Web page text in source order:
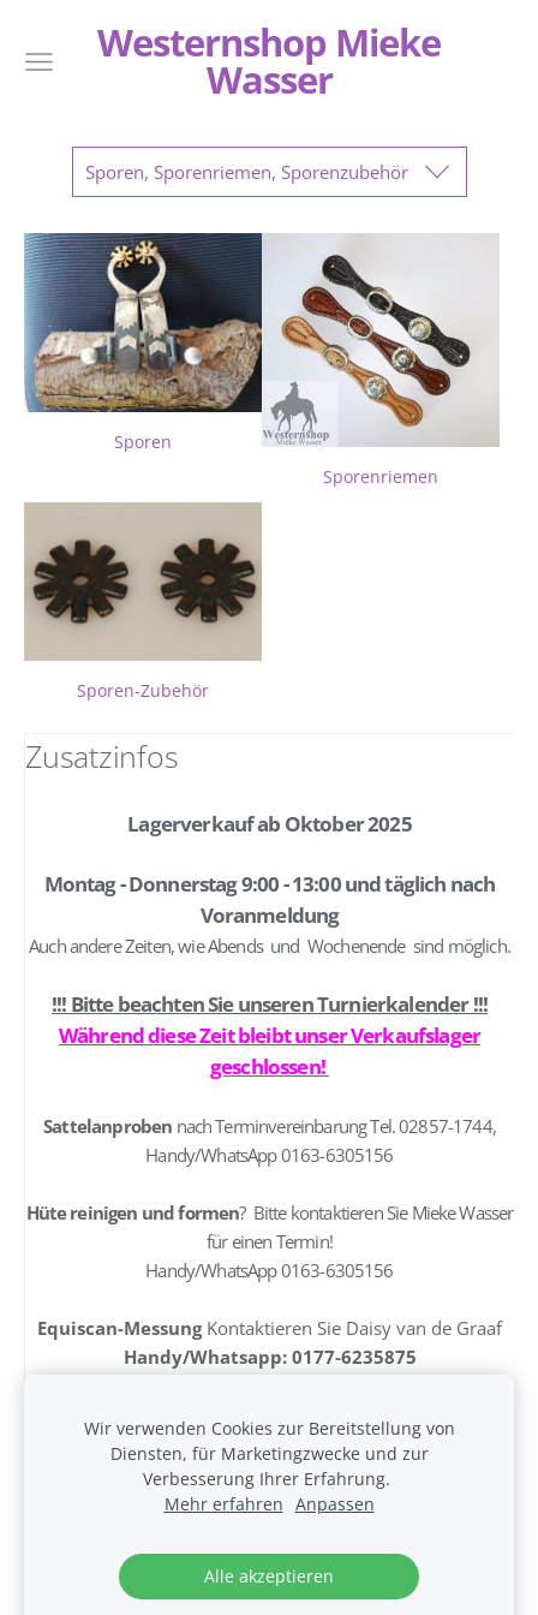
Westernshop Mieke
Wasser
Sporen, Sporenriemen, Sporenzubehör
Zusatzinfos
Lagerverkauf ab Oktober 2025
Montag - Donnerstag 9:00 - 13:00 und täglich nach
Voranmeldung
Auch andere Zeiten, wie Abends und Wochenende sind möglich.
!!! Bitte beachten Sie unseren Turnierkalender !!!
Während diese Zeit bleibt unser Verkaufslager
geschlossen!
Sattelanproben nach Terminvereinbarung Tel. 02857-1744,
Handy/WhatsApp 0163-6305156
Hüte reinigen und formen? Bitte kontaktieren Sie Mieke Wasser
für einen Termin!
Handy/WhatsApp 0163-6305156
Equiscan-Messung Kontaktieren Sie Daisy van de Graaf
Handy/Whatsapp: 0177-6235875
Sporen
Sporenriemen
Sporen-Zubehör
Cookies
Website.
Wir verwenden Cookies zur Bereitstellung von
Diensten, für Marketingzwecke und zur
Verbesserung Ihrer Erfahrung.
Mehr erfahren
Anpassen
Alle akzeptieren